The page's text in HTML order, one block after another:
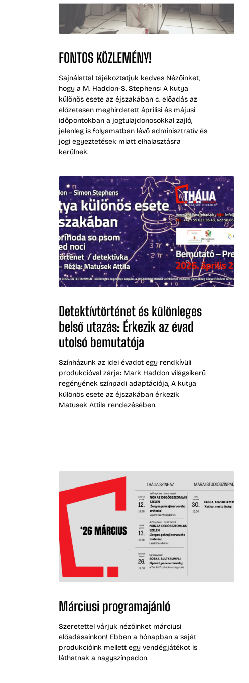
FONTOS KÖZLEMÉNY!
Sajnálattal tájékoztatjuk kedves Nézőinket,
hogy a M. Haddon-S. Stephens: A kutya
különös esete az éjszakában c. előadás az
előzetesen meghirdetett áprilisi és májusi
időpontokban a jogtulajdonosokkal zajló,
jelenleg is folyamatban lévő adminisztratív és
jogi egyeztetések miatt elhalasztásra
kerülnek.
Detektívtörténet és különleges
belső utazás: Érkezik az évad
utolsó bemutatója
Színházunk az idei évadot egy rendkívüli
produkcióval zárja: Mark Haddon világsikerű
regényének színpadi adaptációja, A kutya
különös esete az éjszakában érkezik
Matusek Attila rendezésében.
Márciusi programajánló
Szeretettel várjuk nézőinket márciusi
előadásainkon! Ebben a hónapban a saját
produkcióink mellett egy vendégjátékot is
láthatnak a nagyszínpadon.